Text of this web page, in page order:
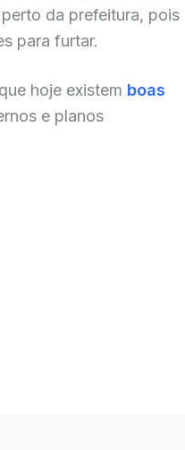
da prefeitura, pois
para furtar.
hoje existem boas
e planos